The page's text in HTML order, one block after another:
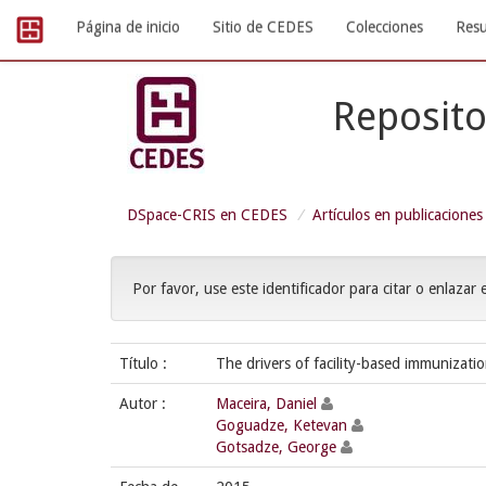
navigation
Página de inicio Sitio de CEDES Colecciones
DSpace-CRIS en CEDES Artículos en
Por favor, use este identificador para citar o enlazar
Título : The drivers of facility-based
Autor :
Maceira, Daniel
Goguadze, Ketevan
Gotsadze, George